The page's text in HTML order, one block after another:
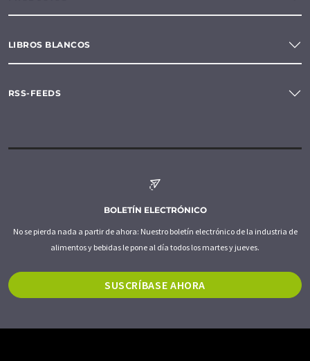
LIBROS BLANCOS
RSS-FEEDS
BOLETÍN ELECTRÓNICO
No se pierda nada a partir de ahora: Nuestro boletín electrónico de la industria de
alimentos y bebidas le pone al día todos los martes y jueves.
SUSCRÍBASE AHORA